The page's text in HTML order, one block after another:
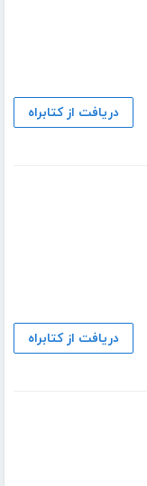
دریافت از کتابراه
دریافت از کتابراه